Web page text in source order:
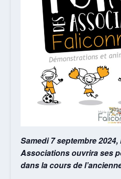
Samedi 7 septembre
Associations ouvrira ses
dans la cours de